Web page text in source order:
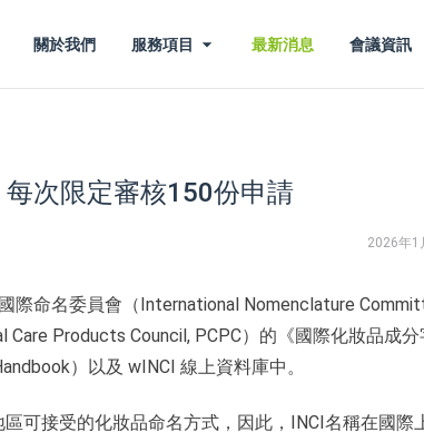
關於我們 服務項目 最新消息 會議資訊
次限定審核150份申請
2026年1
際命名委員會（International Nomenclature
Products Council, PCPC）的《國際化妝品成
）以及 wINCI 線上資料庫中。
可接受的化妝品命名方式，因此，INCI名稱在國際